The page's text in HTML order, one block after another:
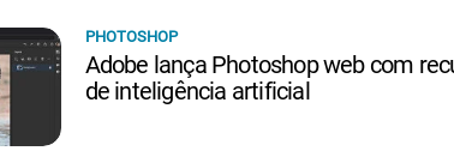
PHOTOSHOP
Adobe lança Photoshop web com
de inteligência artificial